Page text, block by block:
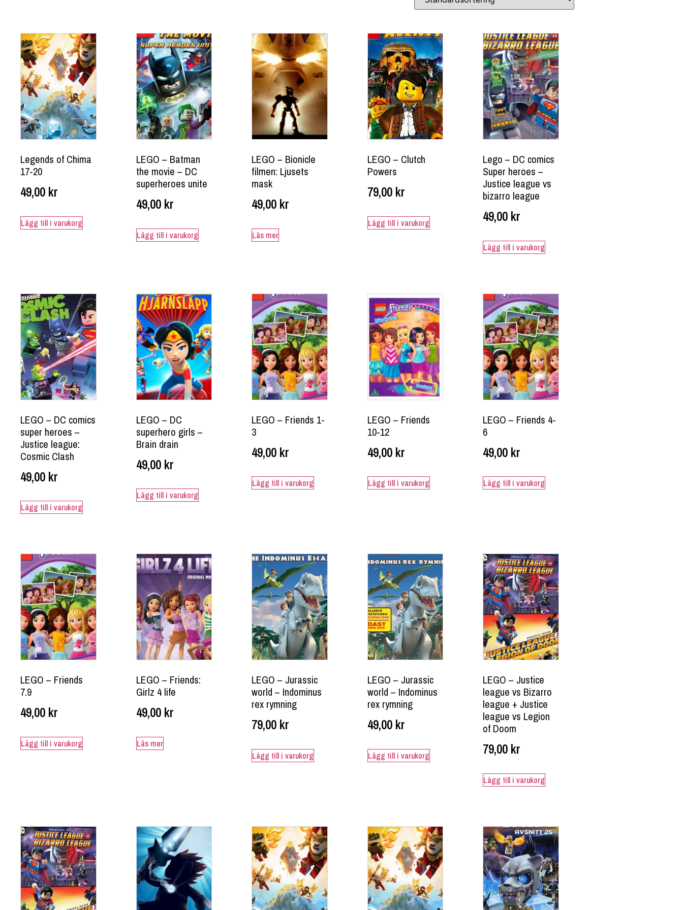
Legends of Chima
17-20
49,00 kr
Lägg till i varukorg
LEGO – Batman
the movie – DC
superheroes unite
49,00 kr
Lägg till i varukorg
LEGO – Bionicle
filmen: Ljusets
mask
49,00 kr
Läs mer
LEGO – Clutch
Powers
79,00 kr
Lägg till i varukorg
Lego – DC comics
Super heroes –
Justice league vs
bizarro league
49,00 kr
Lägg till i varukorg
LEGO – DC comics
super heroes –
Justice league:
Cosmic Clash
49,00 kr
Lägg till i varukorg
LEGO – DC
superhero girls –
Brain drain
49,00 kr
Lägg till i varukorg
LEGO – Friends 1-
3
49,00 kr
Lägg till i varukorg
LEGO – Friends
10-12
49,00 kr
Lägg till i varukorg
LEGO – Friends 4-
6
49,00 kr
Lägg till i varukorg
LEGO – Friends
7.9
49,00 kr
Lägg till i varukorg
LEGO – Friends:
Girlz 4 life
49,00 kr
Läs mer
LEGO – Jurassic
world – Indominus
rex rymning
79,00 kr
Lägg till i varukorg
LEGO – Jurassic
world – Indominus
rex rymning
49,00 kr
Lägg till i varukorg
LEGO – Justice
league vs Bizarro
league + Justice
league vs Legion
of Doom
79,00 kr
Lägg till i varukorg